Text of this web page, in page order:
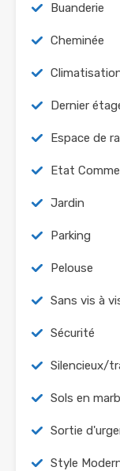
Buanderie
Cheminée
Dernier
Espace de
Etat
Jardin
Parking
Pelouse
Sans vis à
Sécurité
Silencieux/
Sols en
Sortie
Style